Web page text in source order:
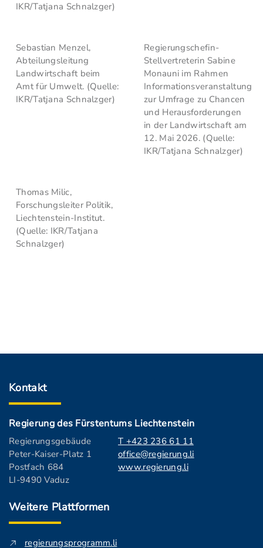
IKR/Tatjana Schnalzger)
Sebastian Menzel,
Abteilungsleitung
Landwirtschaft beim
Amt für Umwelt. (Quelle:
IKR/Tatjana Schnalzger)
Regierungschefin-
Stellvertreterin Sabine
Monauni im Rahmen
Informationsveranstaltung
zur Umfrage zu Chancen
und Herausforderungen
in der Landwirtschaft am
12. Mai 2026. (Quelle:
IKR/Tatjana Schnalzger)
Thomas Milic,
Forschungsleiter Politik,
Liechtenstein-Institut.
(Quelle: IKR/Tatjana
Schnalzger)
Kontakt
Regierung des Fürstentums Liechtenstein
Regierungsgebäude
Peter-Kaiser-Platz 1
Postfach 684
LI-9490 Vaduz
T +423 236 61 11
office@regierung.li
www.regierung.li
Weitere Plattformen
regierungsprogramm.li